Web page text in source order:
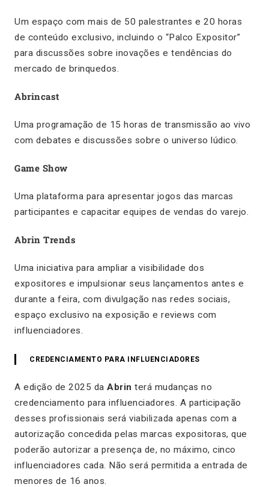
Um espaço com mais de 50 palestrantes e 20 horas
de conteúdo exclusivo, incluindo o “Palco Expositor”
para discussões sobre inovações e tendências do
mercado de brinquedos.
Abrincast
Uma programação de 15 horas de transmissão ao vivo
com debates e discussões sobre o universo lúdico.
Game Show
Uma plataforma para apresentar jogos das marcas
participantes e capacitar equipes de vendas do varejo.
Abrin Trends
Uma iniciativa para ampliar a visibilidade dos
expositores e impulsionar seus lançamentos antes e
durante a feira, com divulgação nas redes sociais,
espaço exclusivo na exposição e reviews com
influenciadores.
CREDENCIAMENTO PARA INFLUENCIADORES
A edição de 2025 da Abrin terá mudanças no
credenciamento para influenciadores. A participação
desses profissionais será viabilizada apenas com a
autorização concedida pelas marcas expositoras, que
poderão autorizar a presença de, no máximo, cinco
influenciadores cada. Não será permitida a entrada de
menores de 16 anos.